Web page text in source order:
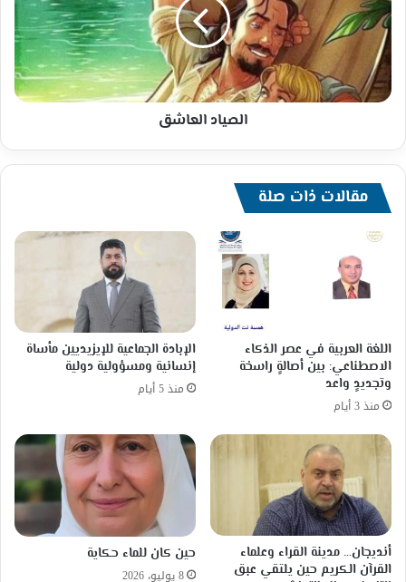
الصياد العاشق
مقالات ذات صلة
اللغة العربية في عصر الذكاء
الاصطناعي: بين أصالةٍ راسخة
وتجديدٍ واعد
منذ 3 أيام
الإبادة الجماعية للإيزيديين مأساة
إنسانية ومسؤولية دولية
منذ 5 أيام
أنديجان… مدينة القراء وعلماء
القرآن الكريم حين يلتقي عبق
حين كان للماء حكاية
8 يوليو، 2026